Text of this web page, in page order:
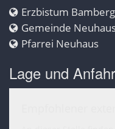
Erzbistum Bamberg
Gemeinde
Pfarrei Neuhaus
Lage und